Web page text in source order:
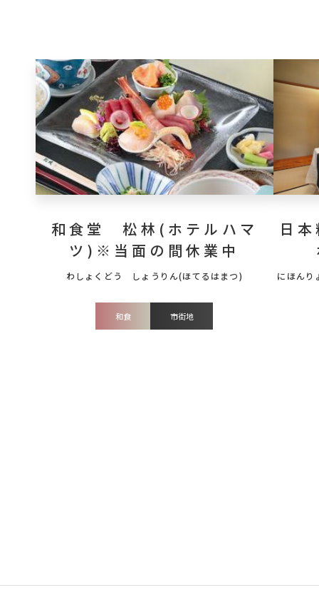
和食堂 松林(ホテルハマ
ツ)※当面の間休業中
和食 市街地
日